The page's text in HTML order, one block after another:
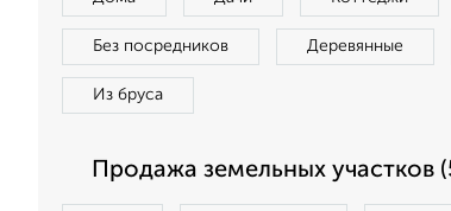
Без посредников Деревянные
Из бруса
Продажа земельных участков